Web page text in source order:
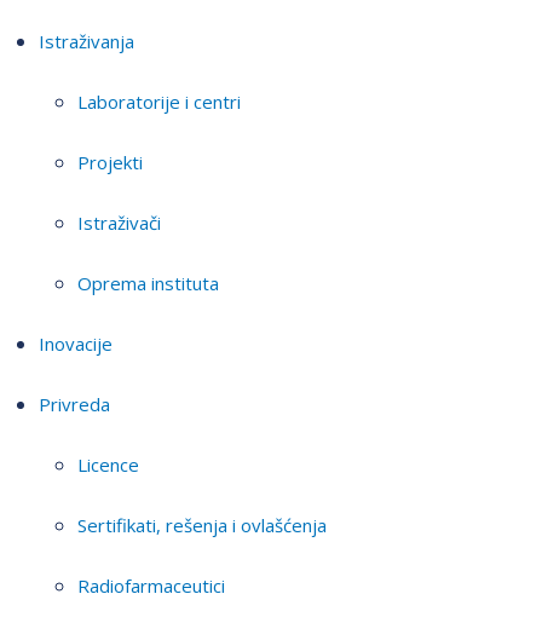
Istraživanja
Laboratorije i centri
Projekti
Istraživači
Oprema instituta
Inovacije
Privreda
Licence
Sertifikati, rešenja i ovlašćenja
Radiofarmaceutici